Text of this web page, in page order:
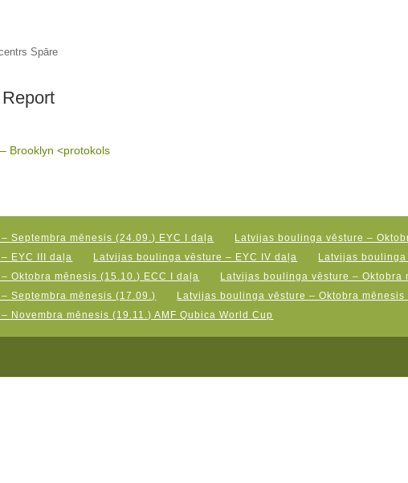
Spāre
Brooklyn <protokols
Septembra mēnesis (24.09.) EYC I daļa
Latvijas boulinga vēsture –
EYC III daļa
Latvijas boulinga vēsture – EYC IV daļa
Latvijas
Oktobra mēnesis (15.10.) ECC I daļa
Latvijas boulinga vēsture – Oktobra
Septembra mēnesis (17.09.)
Latvijas boulinga vēsture – Oktobra mēnesis
Novembra mēnesis (19.11.) AMF Qubica World Cup